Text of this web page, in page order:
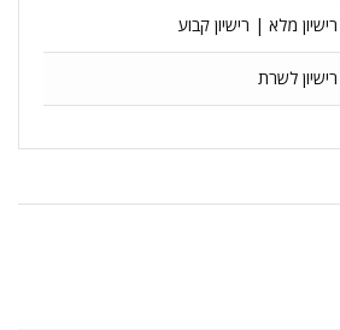
רישיון מלא | רישיון קבוע
רישיון לשרת